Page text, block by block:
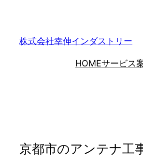
株式会社幸伸インダストリー
HOMEサービス
京都市のアンテナ工